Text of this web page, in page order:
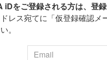
をご登録される方は、登
レス宛てに「仮登録確認
。